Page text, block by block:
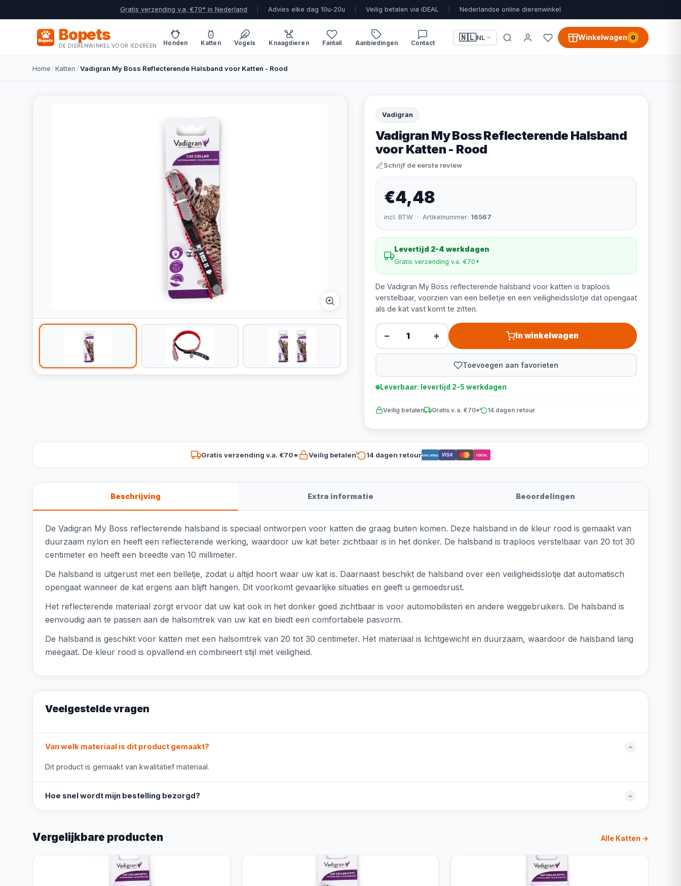
Gratis verzending v.a. €70* in Nederland Advies elke dag 10u-20u Veilig betalen via iDEAL Nederlandse online dierenwinkel
Bopets
DE DIERENWINKEL VOOR IEDEREEN Honden Katten Vogels Knaagdieren Fantail Aanbiedingen Contact
🇳🇱NL Winkelwagen 0
Home /Katten /Vadigran My Boss Reflecterende Halsband voor Katten - Rood
Vadigran
Vadigran My Boss Reflecterende Halsband
voor Katten - Rood
Schrijf de eerste review
€4,48
incl. BTW · Artikelnummer: 16567
Levertijd 2-4 werkdagen
Gratis verzending v.a. €70*
De Vadigran My Boss reflecterende halsband voor katten is traploos
verstelbaar, voorzien van een belletje en een veiligheidsslotje dat opengaat
als de kat vast komt te zitten.
− + In winkelwagen
Toevoegen aan favorieten
Leverbaar: levertijd 2-5 werkdagen
Veilig betalen Gratis v.a. €70* 14 dagen retour
Gratis verzending v.a. €70* Veilig betalen 14 dagen retourBancontact VISA iDEAL
Beschrijving Extra informatie Beoordelingen
De Vadigran My Boss reflecterende halsband is speciaal ontworpen voor katten die graag buiten komen. Deze halsband in de kleur rood is gemaakt van
duurzaam nylon en heeft een reflecterende werking, waardoor uw kat beter zichtbaar is in het donker. De halsband is traploos verstelbaar van 20 tot 30
centimeter en heeft een breedte van 10 millimeter.
De halsband is uitgerust met een belletje, zodat u altijd hoort waar uw kat is. Daarnaast beschikt de halsband over een veiligheidsslotje dat automatisch
opengaat wanneer de kat ergens aan blijft hangen. Dit voorkomt gevaarlijke situaties en geeft u gemoedsrust.
Het reflecterende materiaal zorgt ervoor dat uw kat ook in het donker goed zichtbaar is voor automobilisten en andere weggebruikers. De halsband is
eenvoudig aan te passen aan de halsomtrek van uw kat en biedt een comfortabele pasvorm.
De halsband is geschikt voor katten met een halsomtrek van 20 tot 30 centimeter. Het materiaal is lichtgewicht en duurzaam, waardoor de halsband lang
meegaat. De kleur rood is opvallend en combineert stijl met veiligheid.
Veelgestelde vragen
Van welk materiaal is dit product gemaakt?
Dit product is gemaakt van kwalitatief materiaal.
Hoe snel wordt mijn bestelling bezorgd?
Vergelijkbare producten Alle Katten →